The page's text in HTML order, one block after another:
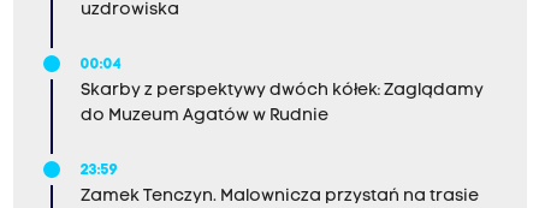
uzdrowiska
00:04
Skarby z perspektywy dwóch kółek: Zaglądamy
do Muzeum Agatów w Rudnie
23:59
Zamek Tenczyn. Malownicza przystań na trasie